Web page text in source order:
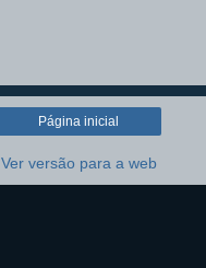
Página inicial
Ver versão para a web